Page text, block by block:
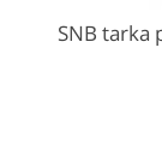
SNB tarka